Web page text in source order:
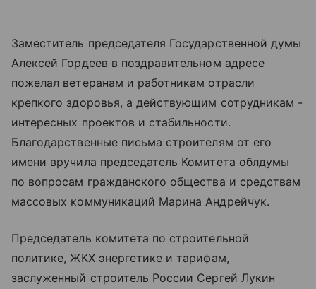
Заместитель председателя Государственной думы
Алексей Гордеев в поздравительном адресе
пожелал ветеранам и работникам отрасли
крепкого здоровья, а действующим сотрудникам -
интересных проектов и стабильности.
Благодарственные письма строителям от его
имени вручила председатель Комитета облдумы
по вопросам гражданского общества и средствам
массовых коммуникаций Марина Андрейчук.
Председатель комитета по строительной
политике, ЖКХ энергетике и тарифам,
заслуженный строитель России Сергей Лукин